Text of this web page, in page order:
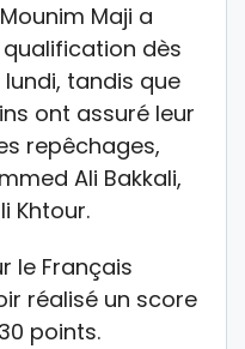
Maji a
dès
tandis que
ont assuré leur
repêchages,
Ali Bakkali,
Khtour.
le Français
réalisé un score
points.